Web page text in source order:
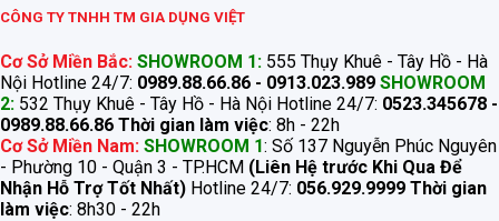
CÔNG TY TNHH TM GIA DỤNG VIỆT
Cơ Sở Miền Bắc: SHOWROOM 1: 555 Thụy Khuê - Tây Hồ - Hà
Nội Hotline 24/7: 0989.88.66.86 - 0913.023.989 SHOWROOM
2: 532 Thụy Khuê - Tây Hồ - Hà Nội Hotline 24/7: 0523.345678 -
0989.88.66.86 Thời gian làm việc: 8h - 22h
Cơ Sở Miền Nam: SHOWROOM 1: Số 137 Nguyễn Phúc Nguyên
- Phường 10 - Quận 3 - TP.HCM (Liên Hệ trước Khi Qua Để
Nhận Hỗ Trợ Tốt Nhất) Hotline 24/7: 056.929.9999 Thời gian
làm việc: 8h30 - 22h